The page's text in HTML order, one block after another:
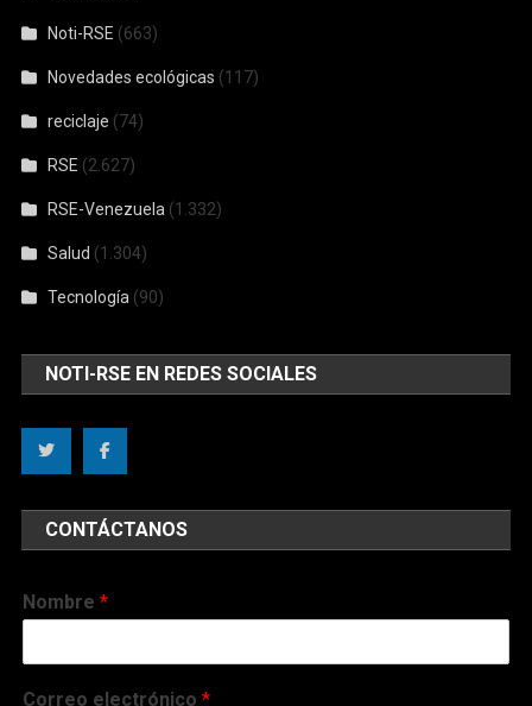
Noti-RSE (663)
Novedades ecológicas (117)
reciclaje (74)
RSE (2.627)
RSE-Venezuela (1.332)
Salud (1.304)
Tecnología (90)
NOTI-RSE EN REDES SOCIALES
CONTÁCTANOS
Nombre*
Correo electrónico*